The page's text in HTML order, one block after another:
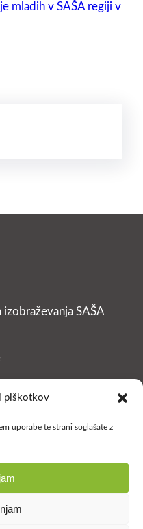
piškotkov
uporabe te strani soglašate z
mladih v SAŠA regiji v
SAŠA